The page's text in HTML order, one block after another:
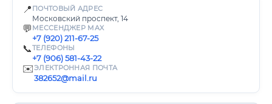
📍 ПОЧТОВЫЙ АДРЕС
Московский проспект, 14
💬 МЕССЕНДЖЕР MAX
+7 (920) 211-67-25
📞ТЕЛЕФОНЫ
+7 (906) 581-43-22
✉️ЭЛЕКТРОННАЯ ПОЧТА
382652@mail.ru